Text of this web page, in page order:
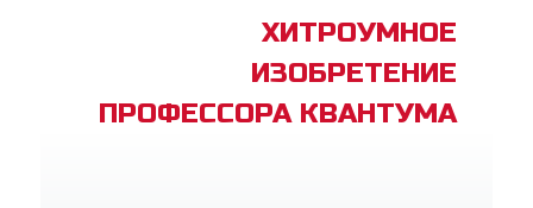
ХИТРОУМНОЕ
ИЗОБРЕТЕНИЕ
ПРОФЕССОРА КВАНТУМА